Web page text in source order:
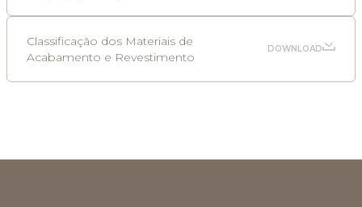
Classificação dos Materiais de
Acabamento e Revestimento
DOWNLOAD